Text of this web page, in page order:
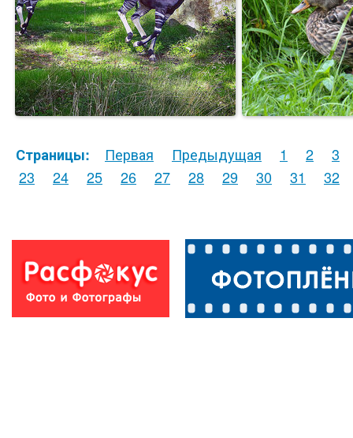
Страницы: Первая Предыдущая 1 2
3
23
24 25 26 27 28 29 30 31 32